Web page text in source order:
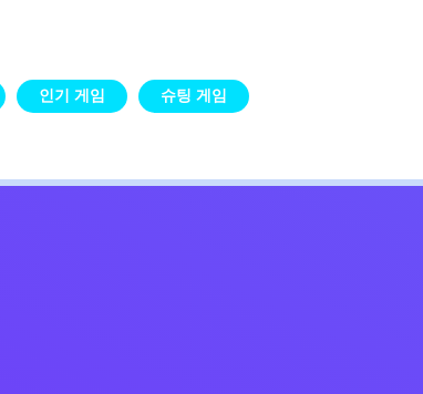
인기 게임 슈팅 게임